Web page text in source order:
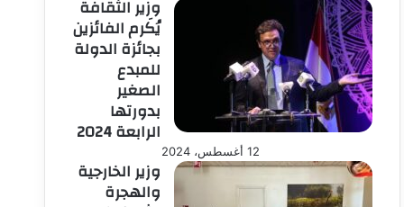
وزير الثقافة
يُكَرم الفائزين
بجائزة الدولة
للمبدع
الصغير
بدورتها
الرابعة 2024
12 أغسطس، 2024
وزير الخارجية
والهجرة